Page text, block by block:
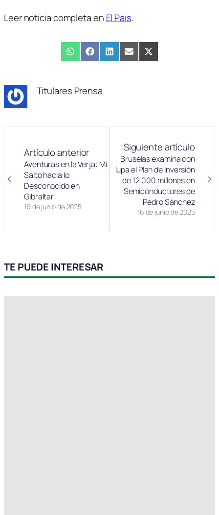
Leer noticia completa en El Pais.
Compartir
en
WhatsAppCompartir
en
FacebookCompartir
en
LinkedInCompartir
en
EmailCompartir
en
X
(Twitter)
Titulares Prensa
Artículo anterior
16 de junio de 2025
Aventuras en la Verja: Mi
Salto hacia lo
Desconocido en
Gibraltar
Siguiente artículo
16 de junio de 2025
Bruselas examina con
lupa el Plan de Inversión
de 12.000 millones en
Semiconductores de
Pedro Sánchez
TE PUEDE INTERESAR